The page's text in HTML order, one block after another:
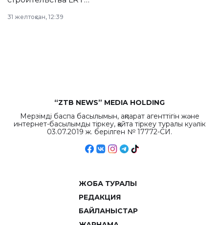
республиканского
31 желтоқсан, 12:39
“ZTB NEWS” MEDIA HOLDING
Мерзімді баспа басылымын, ақпарат агенттігін және
интернет-басылымды тіркеу, қайта тіркеу туралы куәлік
03.07.2019 ж. берілген № 17772-СИ.
ЖОБА ТУРАЛЫ
РЕДАКЦИЯ
БАЙЛАНЫСТАР